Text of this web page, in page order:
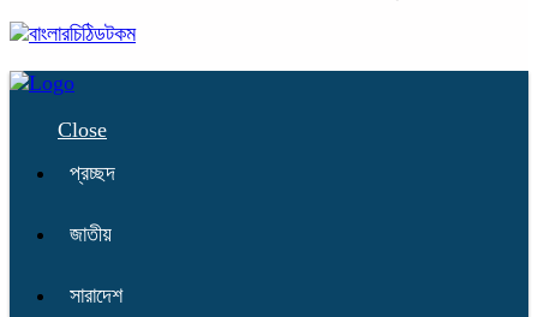
Close
প্রচ্ছদ
জাতীয়
সারাদেশ